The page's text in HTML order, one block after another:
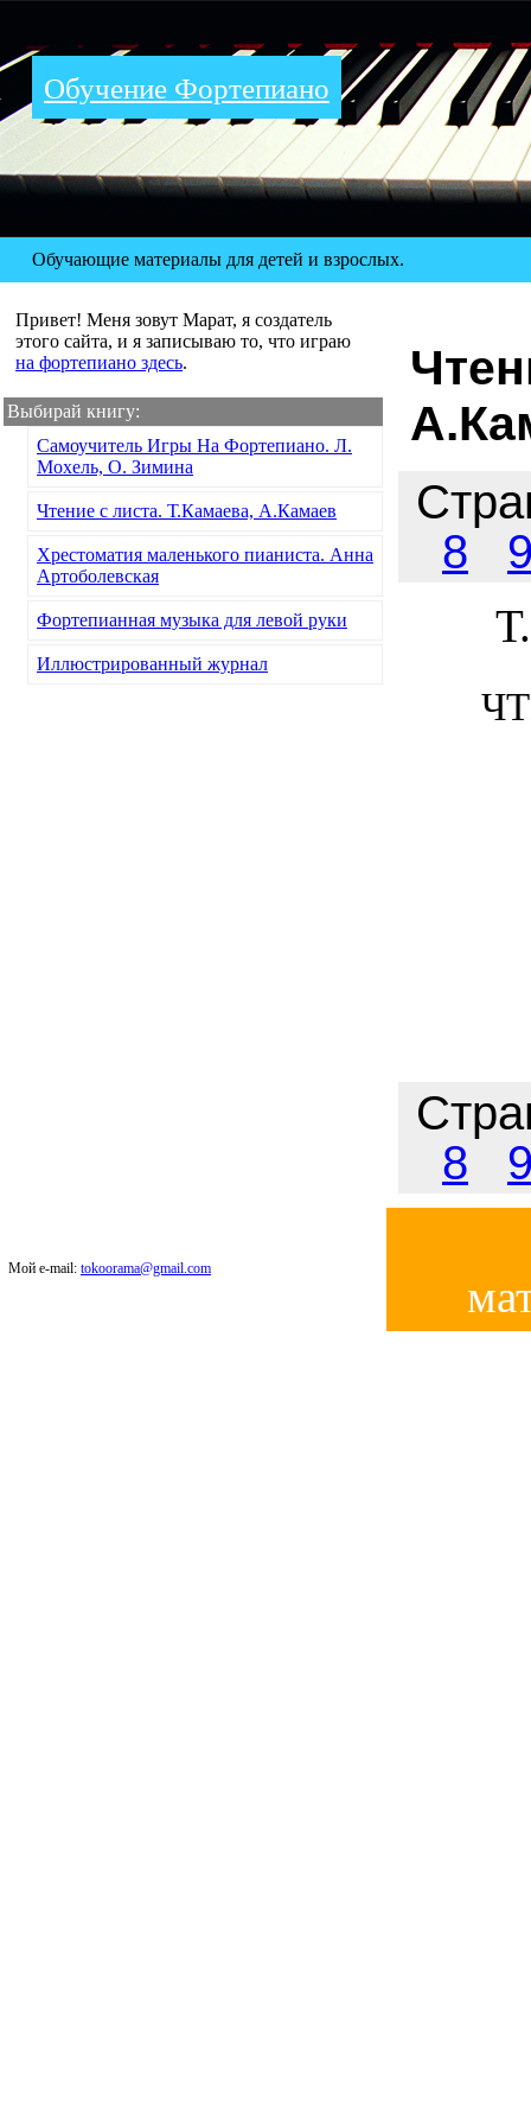
Обучение Фортепиано
Обучающие материалы для детей и взрослых.
Привет! Меня зовут Марат, я создатель
этого сайта, и я записываю то, что играю
на фортепиано здесь.
Выбирай книгу:
Самоучитель Игры На Фортепиано. Л.
Мохель, О. Зимина
Чтение с листа. Т.Камаева, А.Камаев
Хрестоматия маленького пианиста. Анна
Артоболевская
Фортепианная музыка для левой руки
Иллюстрированный журнал
8
8
Мой e-mail: tokoorama@gmail.com